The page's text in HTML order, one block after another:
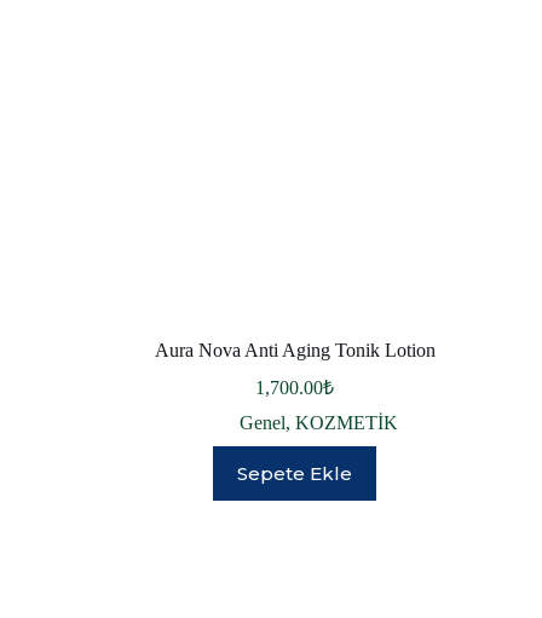
Aura Nova Anti Aging Tonik Lotion
1,700.00₺
Genel,KOZMETİK
Sepete Ekle